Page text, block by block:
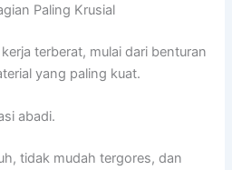
Paling Krusial
terberat, mulai dari benturan
yang paling kuat.
abadi.
tidak mudah tergores, dan